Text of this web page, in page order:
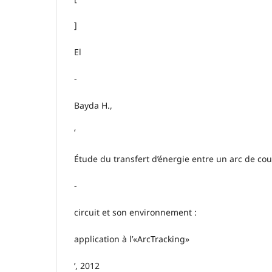
]
El
-
Bayda H.,
‘
Étude du transfert d’énergie entre un arc de
-
circuit et son environnement :
application à l’«ArcTracking»
’, 2012